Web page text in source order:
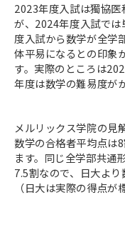
2023年度入試は獨協
が、2024年度入試で
度入試から数学が全学
体平易になるとの印象
す。実際のところは
年度は数学の難易度が
メルリックス学院の見
数学の合格者平均点は
ます。同じ全学部共通
7.5割なので、日大より
（日大は実際の得点が